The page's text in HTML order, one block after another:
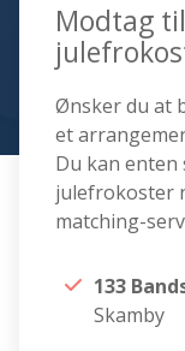
Modtag
Ønsker du at
et
Du kan enten
julefrokoster
matching-
133
Skamby